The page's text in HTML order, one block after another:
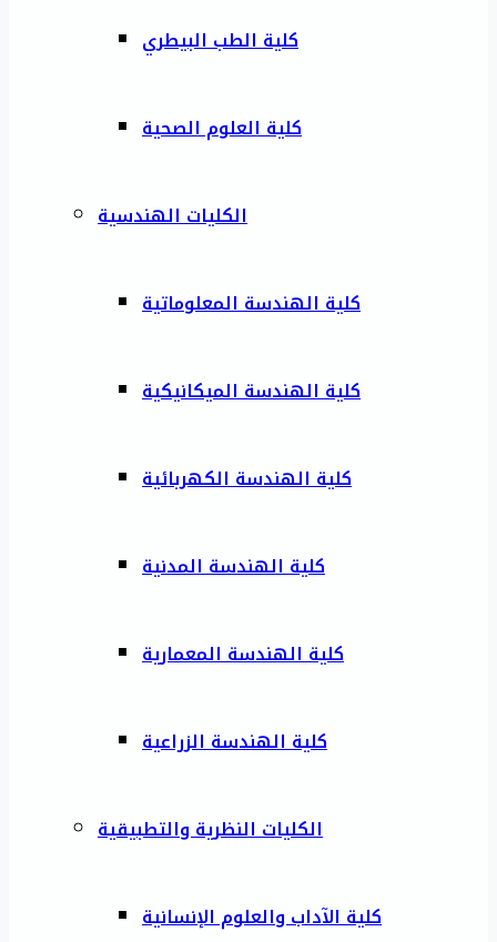
كلية الطب البيطري
كلية العلوم الصحية
الكليات الهندسية
كلية الهندسة المعلوماتية
كلية الهندسة الميكانيكية
كلية الهندسة الكهربائية
كلية الهندسة المدنية
كلية الهندسة المعمارية
كلية الهندسة الزراعية
الكليات النظرية والتطبيقية
كلية الآداب والعلوم الإنسانية